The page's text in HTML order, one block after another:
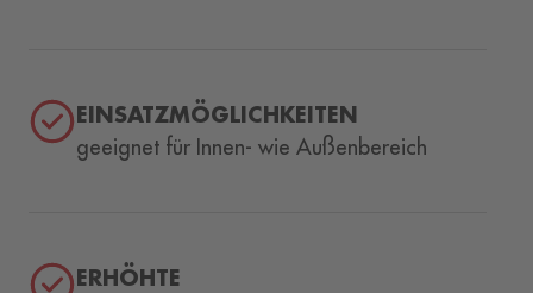
EINSATZMÖGLICHKEITEN
geeignet für Innen- wie Außenbereich
ERHÖHTE